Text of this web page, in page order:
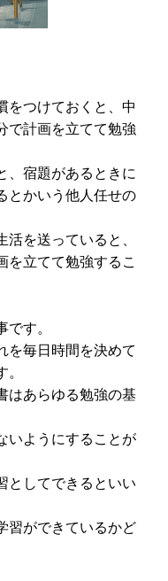
つけておくと、中
で計画を立てて勉強
、宿題があるときに
とかいう他人任せの
を送っていると、
を立てて勉強するこ
す。
毎日時間を決めて
はあらゆる勉強の基
いようにすることが
としてできるといい
習ができているかど